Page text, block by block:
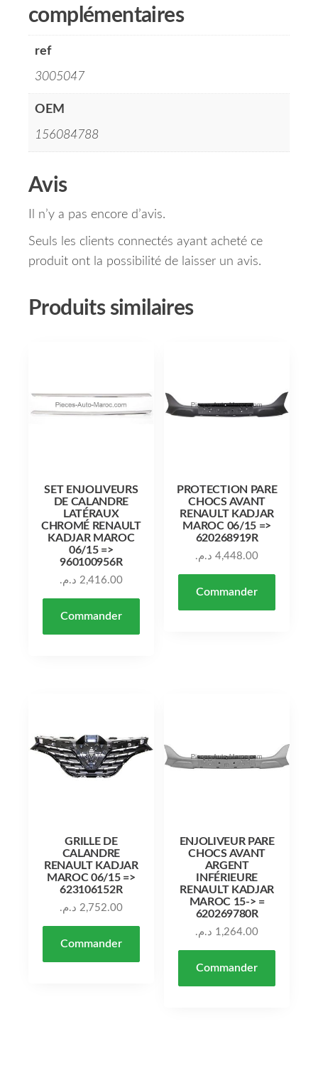
complémentaires
ref
3005047
OEM
156084788
Avis
Il n’y a pas encore d’avis.
Seuls les clients connectés ayant acheté ce
produit ont la possibilité de laisser un avis.
Produits similaires
SET ENJOLIVEURS
DE CALANDRE
LATÉRAUX
CHROMÉ RENAULT
KADJAR MAROC
06/15 =>
960100956R
2,416.00 د.م.
Commander
PROTECTION PARE
CHOCS AVANT
RENAULT KADJAR
MAROC 06/15 =>
620268919R
4,448.00 د.م.
Commander
GRILLE DE
CALANDRE
RENAULT KADJAR
MAROC 06/15 =>
623106152R
2,752.00 د.م.
Commander
ENJOLIVEUR PARE
CHOCS AVANT
ARGENT
INFÉRIEURE
RENAULT KADJAR
MAROC 15-> =
620269780R
1,264.00 د.م.
Commander